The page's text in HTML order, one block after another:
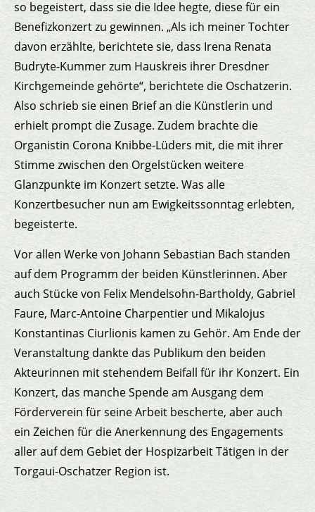
so begeistert, dass sie die Idee hegte, diese für ein
Benefizkonzert zu gewinnen. „Als ich meiner Tochter
davon erzählte, berichtete sie, dass Irena Renata
Budryte-Kummer zum Hauskreis ihrer Dresdner
Kirchgemeinde gehörte“, berichtete die Oschatzerin.
Also schrieb sie einen Brief an die Künstlerin und
erhielt prompt die Zusage. Zudem brachte die
Organistin Corona Knibbe-Lüders mit, die mit ihrer
Stimme zwischen den Orgelstücken weitere
Glanzpunkte im Konzert setzte. Was alle
Konzertbesucher nun am Ewigkeitssonntag erlebten,
begeisterte.
Vor allen Werke von Johann Sebastian Bach standen
auf dem Programm der beiden Künstlerinnen. Aber
auch Stücke von Felix Mendelsohn-Bartholdy, Gabriel
Faure, Marc-Antoine Charpentier und Mikalojus
Konstantinas Ciurlionis kamen zu Gehör. Am Ende der
Veranstaltung dankte das Publikum den beiden
Akteurinnen mit stehendem Beifall für ihr Konzert. Ein
Konzert, das manche Spende am Ausgang dem
Förderverein für seine Arbeit bescherte, aber auch
ein Zeichen für die Anerkennung des Engagements
aller auf dem Gebiet der Hospizarbeit Tätigen in der
Torgaui-Oschatzer Region ist.